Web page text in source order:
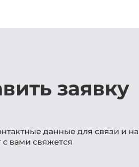
заявку
данные для связи и
с вами свяжется